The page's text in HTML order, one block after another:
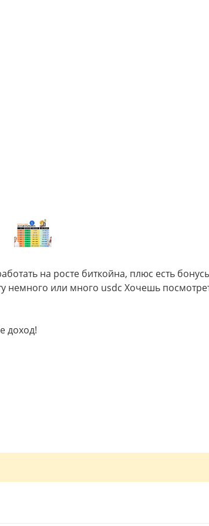
на росте биткойна, плюс есть
немного или много usdc Хочешь
доход!